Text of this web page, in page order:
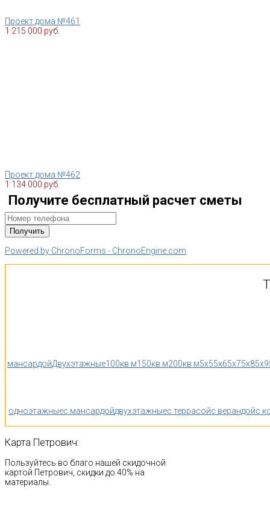
Проект дома №461
1 215 000 руб.
Проект дома №462
1 134 000 руб.
Получите бесплатный расчет сметы
Powered by ChronoForms - ChronoEngine.com
мансардойДвухэтажные100кв.м150кв.м200кв.м5x55x65x75x85x9
одноэтажныес мансардойдвухэтажныес террасойс верандойс
Карта Петрович:
Пользуйтесь во благо нашей скидочной
картой Петрович, скидки до 40% на
материалы.